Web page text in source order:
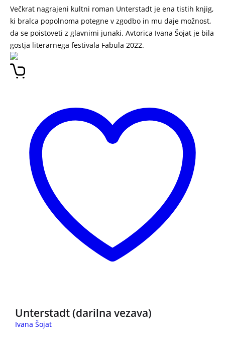
Večkrat nagrajeni kultni roman Unterstadt je ena tistih knjig,
ki bralca popolnoma potegne v zgodbo in mu daje možnost,
da se poistoveti z glavnimi junaki. Avtorica Ivana Šojat je bila
gostja literarnega festivala Fabula 2022.
Unterstadt (darilna vezava)
Ivana Šojat